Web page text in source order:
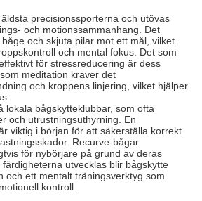
precisionssporterna och utövas
och motionssammanhang. Det
och skjuta pilar mot ett mål, vilket
och mental fokus. Det som
för stressreducering är dess
meditation kräver det
och kroppens linjering, vilket hjälper
lokala bågskytteklubbar, som ofta
och utrustningsuthyrning. En
viktig i början för att säkerställa korrekt
Recurve-bågar
för nybörjare på grund av deras
utvecklas blir bågskytte
och ett mentalt träningsverktyg som
kontroll.